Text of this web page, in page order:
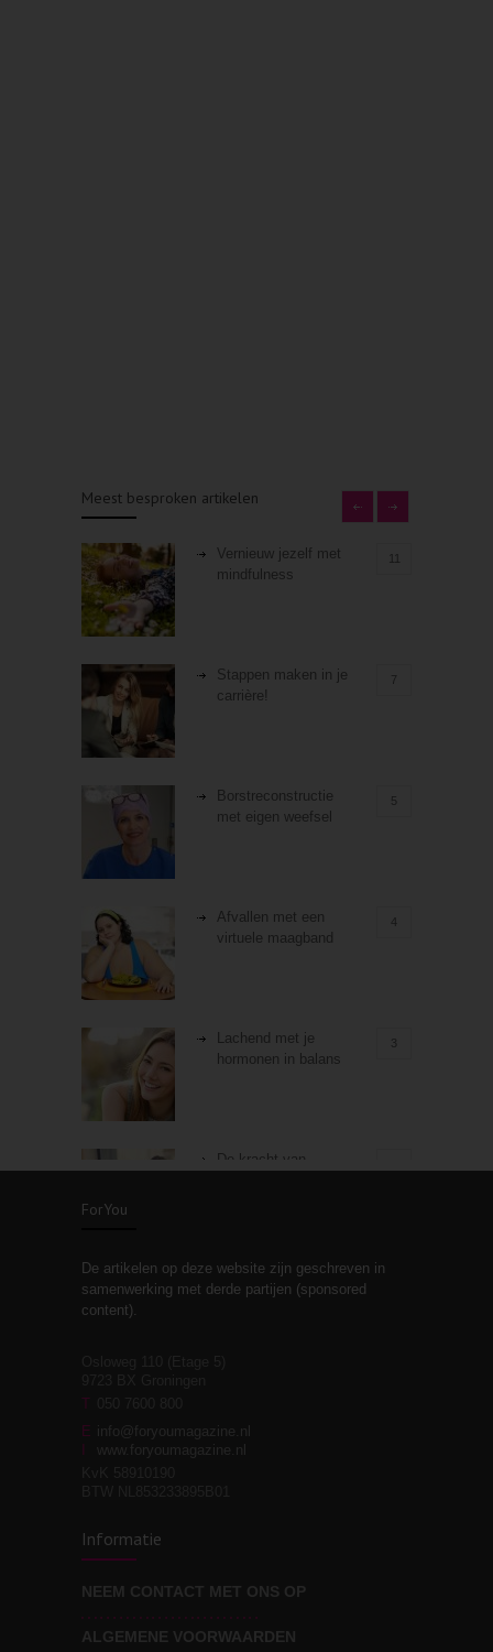
Meest besproken artikelen
Vernieuw jezelf met
mindfulness
Stappen maken in je
carrière!
7
Borstreconstructie
met eigen weefsel
5
Afvallen met een
virtuele maagband
4
Lachend met je
hormonen in balans
3
De kracht van
Stiefouderschap en
relaties
moeite!
Wat voor leider wil jij
ForYou
De artikelen op deze website zijn geschreven in
samenwerking met derde partijen (sponsored
content).
T
E info@foryoumagazine.nl
www.foryoumagazine.nl
Informatie
NEEM CONTACT MET ONS OP
ALGEMENE VOORWAARDEN